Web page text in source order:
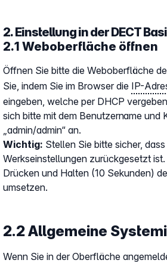
2. Einstellung in der DECT
2.1 Weboberfläche öffnen
Öffnen Sie bitte die Weboberfläche
Sie, indem Sie im Browser die IP-
eingeben, welche per DHCP
sich bitte mit dem Benutzername und
„admin/admin“ an.
Wichtig: Stellen Sie bitte sicher,
Werkseinstellungen zurückgesetzt
Drücken und Halten (10 Sekunden)
umsetzen.
2.2 Allgemeine
Wenn Sie in der Oberfläche